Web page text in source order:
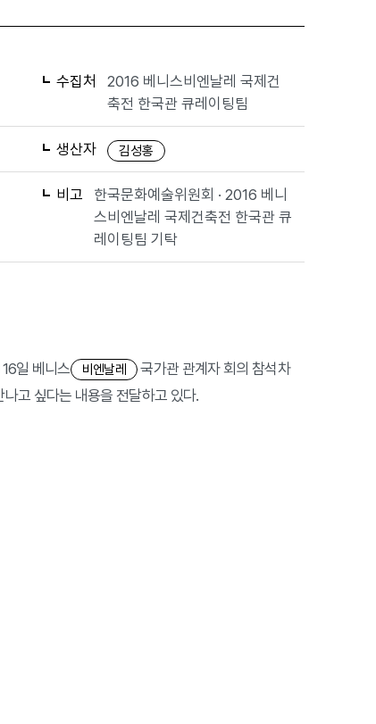
수집처
2016 베니스비엔날레 국제건
축전 한국관 큐레이팅팀
생산자 김성홍
비고
한국문화예술위원회 · 2016 베니
스비엔날레 국제건축전 한국관 큐
레이팅팀 기탁
일 베니스 비엔날레
국가관 관계자 회의 참석차
고 싶다는 내용을 전달하고 있다.